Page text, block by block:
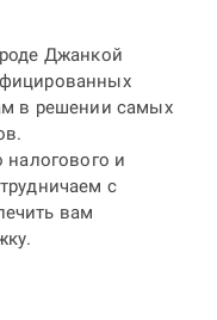
Джанкой
в решении самых
налогового и
с
вам